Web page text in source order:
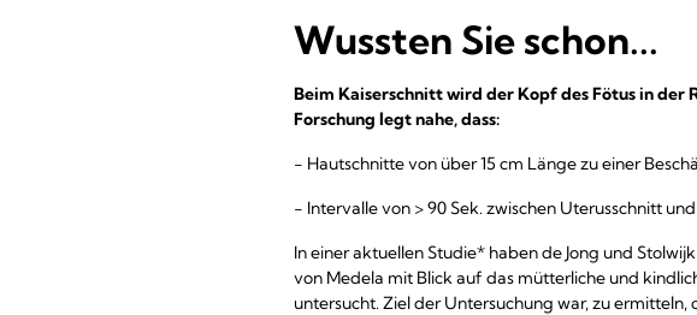
Wussten Sie schon...
Beim Kaiserschnitt wird der Kopf des Fötus in
Forschung legt nahe, dass:
- Hautschnitte von über 15 cm Länge zu einer
- Intervalle von > 90 Sek. zwischen Uterusschnitt
In einer aktuellen Studie* haben de Jong und
von Medela mit Blick auf das mütterliche und
untersucht. Ziel der Untersuchung war, zu